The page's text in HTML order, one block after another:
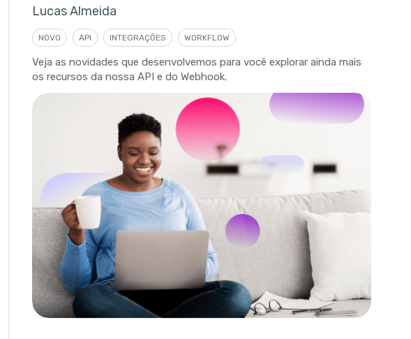
Lucas Almeida
NOVO API INTEGRAÇÕES WORKFLOW
Veja as novidades que desenvolvemos para você explorar ainda mais
os recursos da nossa API e do Webhook.